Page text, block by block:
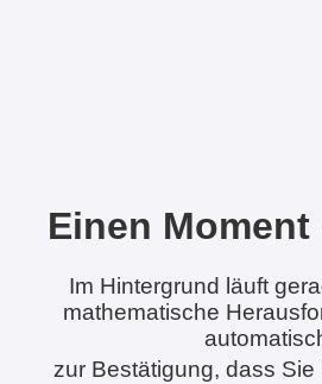
Einen Moment
Im Hintergrund läuft
mathematische
zur Bestätigung, dass Sie